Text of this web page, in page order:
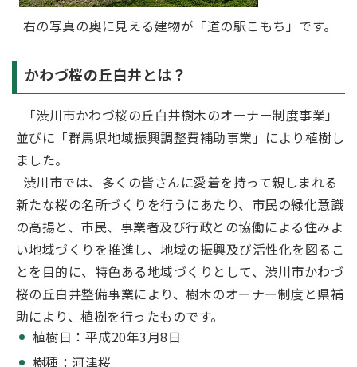
右の写真の奥に見える建物が「道の駅こもち」です。
かわづ桜の丘白井とは？
「渋川市かわづ桜の丘白井樹木のオーナー制度事業」
並びに「群馬県地域振興調整費補助事業」により植樹し
ました。
渋川市では、多くの皆さんに愛着を持って親しまれる
新たな桜の名所づくりを行うにあたり、市民の緑化意識
の高揚と、市民、事業者及び行政との協働による住みよ
い地域づくりを推進し、地域の振興及び活性化を図るこ
とを目的に、特色ある地域づくりとして、渋川市かわづ
桜の丘白井整備事業により、樹木のオーナー制度と県補
助により、植樹を行ったものです。
植樹日：平成20年3月8日
樹種：河津桜